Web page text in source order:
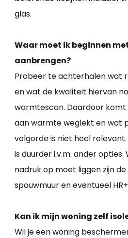
glas.
Waar moet ik beginnen
aanbrengen?
Probeer te achterhalen wat
en wat de kwaliteit hiervan
warmtescan. Daardoor
aan warmte weglekt en wat
volgorde is niet heel
is duurder i.v.m. ander opties.
nadruk op moet liggen zijn
spouwmuur en eventueel
Kan ik mijn woning zelf
Wil je een woning